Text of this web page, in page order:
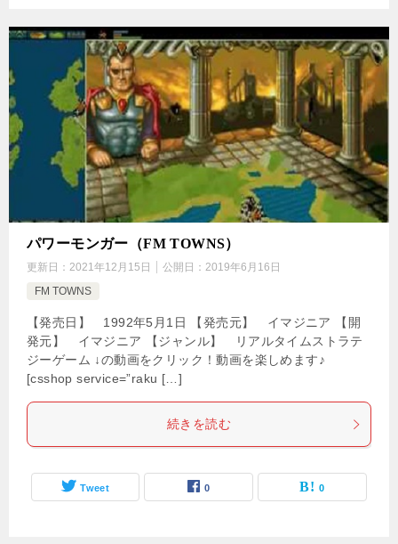
パワーモンガー（FM TOWNS）
更新日： 2021年12月15日 公開日： 2019年6月16日
FM TOWNS
【発売日】 1992年5月1日 【発売元】 イマジニア 【開
発元】 イマジニア 【ジャンル】 リアルタイムストラテ
ジーゲーム ↓の動画をクリック！動画を楽しめます♪
[csshop service=”raku […]
続きを読む
Tweet 0 0